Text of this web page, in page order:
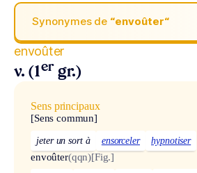
Synonymes de “envoûter“
envoûter
v. (1er gr.)
Sens principaux
[Sens commun]
jeter un sort à ensorceler hypnotiser
envoûter(qqn)[Fig.]